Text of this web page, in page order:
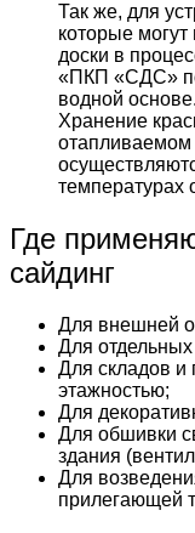
Так же, для
которые могут
доски в
«ПКП «СДС»
водной
Хранение
температурах
Где
сайдинг
Для внешней
Для
Для складов и
этажностью;
Для
Для обшивки
здания
Для
прилегающей